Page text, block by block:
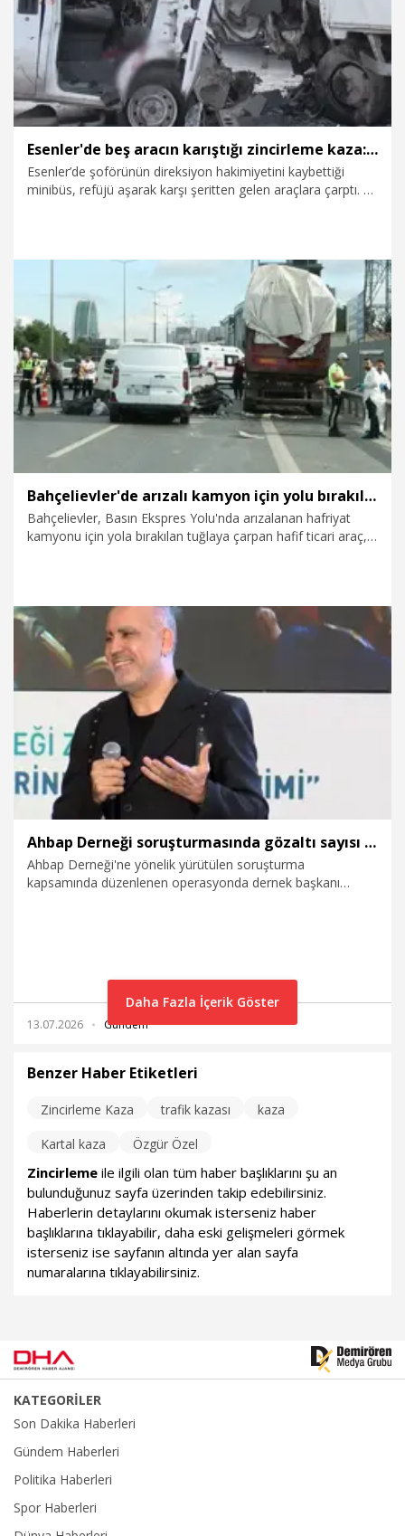
Esenler'de beş aracın karıştığı zincirleme kaza: 3 yaralı
Esenler’de şoförünün direksiyon hakimiyetini kaybettiği
minibüs, refüjü aşarak karşı şeritten gelen araçlara çarptı. 5
14.07.2026
Bahçelievler'de arızalı kamyon için yolu bırakılan tuğla zincirleme kazaya neden oldu: 1 ölü
Bahçelievler, Basın Ekspres Yolu'nda arızalanan hafriyat
kamyonu için yola bırakılan tuğlaya çarpan hafif ticari araç,
meydana gelen zincirleme kazada sürücü Metin Sayılı
hayatını kaybetti.
Gündem
Ahbap Derneği soruşturmasında gözaltı sayısı 22'ye yükseldi
Ahbap Derneği'ne yönelik yürütülen soruşturma
kapsamında düzenlenen operasyonda dernek başkanı
13.07.2026 Gündem
Daha Fazla İçerik Göster
Benzer Haber Etiketleri
Zincirleme Kaza trafik kazası
kaza
Kartal kaza
Özgür Özel
Zincirleme ile ilgili olan tüm haber başlıklarını şu an
bulunduğunuz sayfa üzerinden takip edebilirsiniz.
Haberlerin detaylarını okumak isterseniz haber
başlıklarına tıklayabilir, daha eski gelişmeleri görmek
isterseniz ise sayfanın altında yer alan sayfa
numaralarına tıklayabilirsiniz.
KATEGORİLER
Son Dakika Haberleri
Gündem Haberleri
Politika Haberleri
Spor Haberleri